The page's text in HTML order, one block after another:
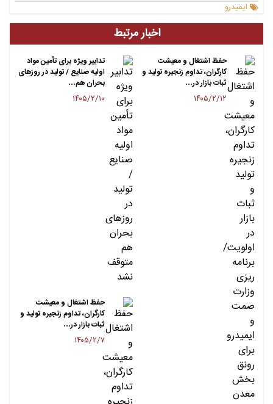
ایمیدرو
اخبار مرتبط
حفظ اشتغال و معیشت
کارگران، تداوم زنجیره تولید و
ثبات بازار در…
۱۴۰۵/۲/۱۲
تدابیر ویژه برای تأمین مواد
اولیه صنایع / تولید در روزهای
بحران هم…
۱۴۰۵/۲/۱۰
حفظ اشتغال و معیشت
کارگران، تداوم زنجیره تولید و
ثبات بازار در…
۱۴۰۵/۲/۷